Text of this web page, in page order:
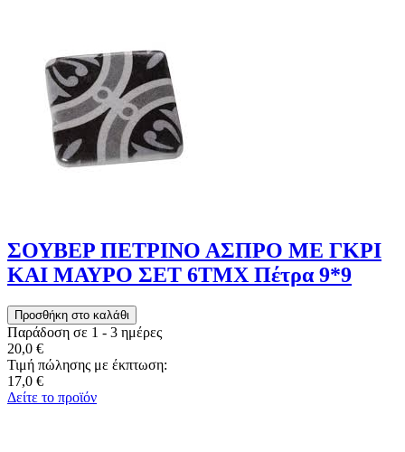
ΣΟΥΒΕΡ ΠΕΤΡΙΝΟ ΑΣΠΡΟ ΜΕ ΓΚΡΙ
ΚΑΙ ΜΑΥΡΟ ΣΕΤ 6ΤΜΧ Πέτρα 9*9
Παράδοση σε 1 - 3 ημέρες
20,0 €
Τιμή πώλησης με έκπτωση:
17,0 €
Δείτε το προϊόν